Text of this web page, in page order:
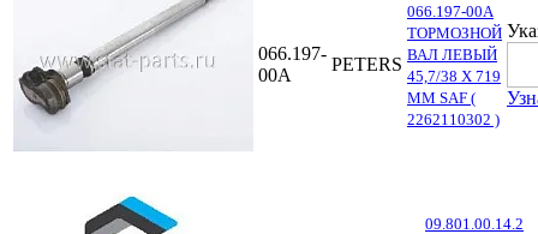
066.197-
00A
PETERS
066.197-00A
ТОРМОЗНОЙ
ВАЛ ЛЕВЫЙ
45,7/38 X 719
ММ SAF (
2262110302 )
09.801.00.14.2